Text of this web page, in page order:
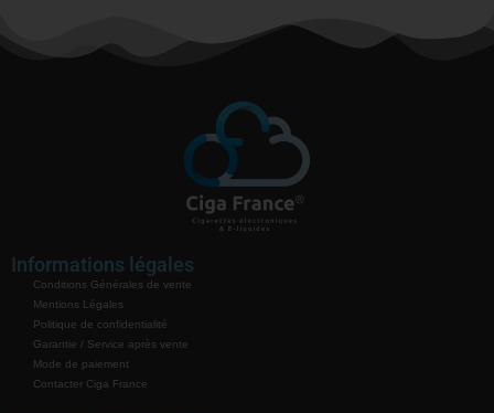
Informations légales
Conditions Générales de vente
Mentions Légales
Politique de confidentialité
Garantie / Service après vente
Mode de paiement
Contacter Ciga France